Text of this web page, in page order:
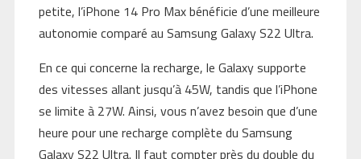
petite, l’iPhone 14 Pro Max bénéficie d’une meilleure
autonomie comparé au Samsung Galaxy S22 Ultra.
En ce qui concerne la recharge, le Galaxy supporte
des vitesses allant jusqu’à 45W, tandis que l’iPhone
se limite à 27W. Ainsi, vous n’avez besoin que d’une
heure pour une recharge complète du Samsung
Galaxy S22 Ultra. Il faut compter près du double du